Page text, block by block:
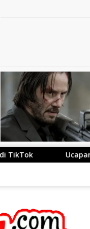
Ucapan selamat untuk